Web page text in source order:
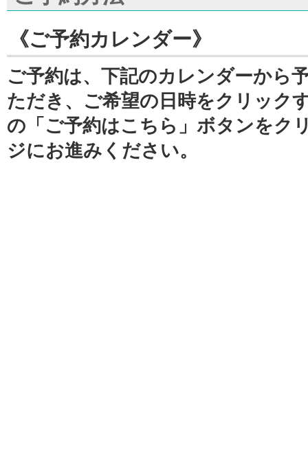
《ご予約カレンダー》
ご予約は、下記のカレンダーから
ただき、ご希望の日時をクリック
の「ご予約はこちら」ボタンをク
ジにお進みください。